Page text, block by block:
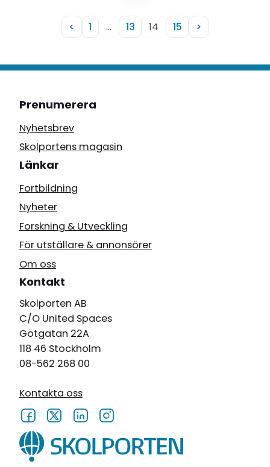
< 1 … 13 14 15 >
Prenumerera
Nyhetsbrev
Skolportens magasin
Länkar
Fortbildning
Nyheter
Forskning & Utveckling
För utställare & annonsörer
Om oss
Kontakt
Skolporten AB
C/O United Spaces
Götgatan 22A
118 46 Stockholm
08-562 268 00
Kontakta oss